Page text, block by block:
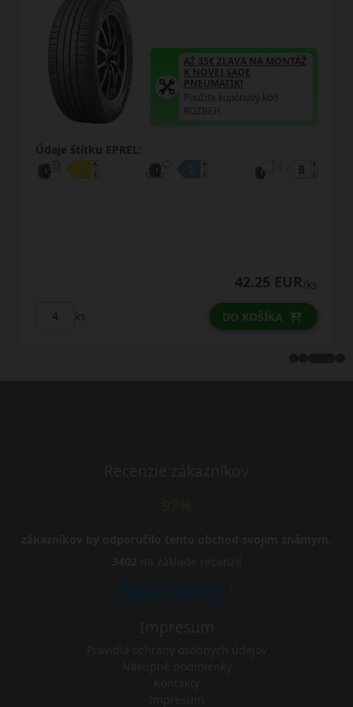
AŽ 35€ ZĽAVA NA MONTÁŽ
K NOVEJ SADE
PNEUMATÍK!
Použite kupónový kód
ROZBEH
Údaje štítku EPREL:
42.25 EUR/ks
ks DO KOŠÍKA